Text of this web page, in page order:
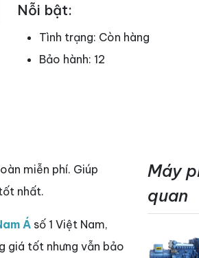
Nỗi bật:
Tình trạng: Còn hàng
Bảo hành: 12
miễn phí. Giúp
nhất.
Á số 1 Việt Nam,
giá tốt nhưng vẫn bảo
Máy
quan